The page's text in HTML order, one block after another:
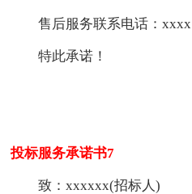
售后服务联系电话：xxxx
特此承诺！
投标服务承诺书7
致：xxxxxx(招标人)